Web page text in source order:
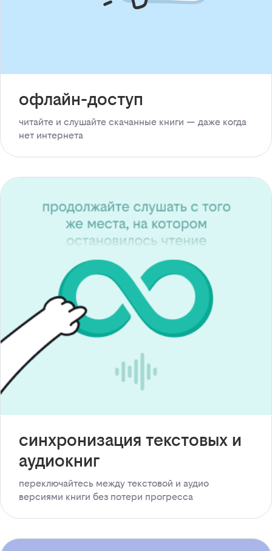
офлайн-доступ
читайте и слушайте скачанные книги — даже когда
нет интернета
синхронизация текстовых и
аудиокниг
переключайтесь между текстовой и аудио
версиями книги без потери прогресса